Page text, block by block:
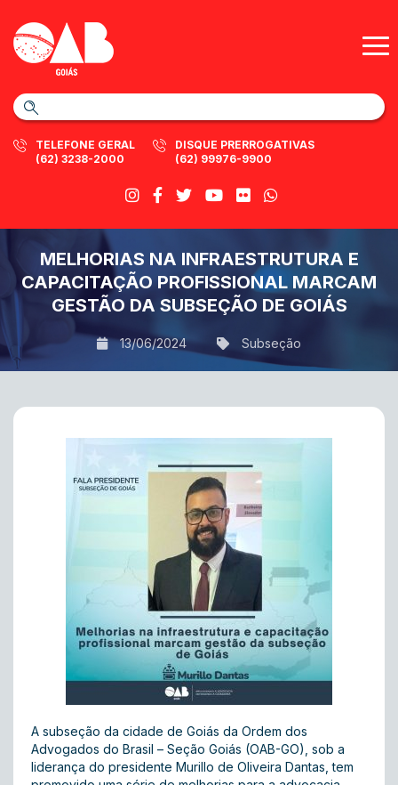
TELEFONE GERAL
(62) 3238-2000
DISQUE PRERROGATIVAS
(62) 99976-9900
MELHORIAS NA INFRAESTRUTURA E
CAPACITAÇÃO PROFISSIONAL MARCAM
GESTÃO DA SUBSEÇÃO DE GOIÁS
13/06/2024 Subseção
A subseção da cidade de Goiás da Ordem dos
Advogados do Brasil – Seção Goiás (OAB-GO), sob a
liderança do presidente Murillo de Oliveira Dantas, tem